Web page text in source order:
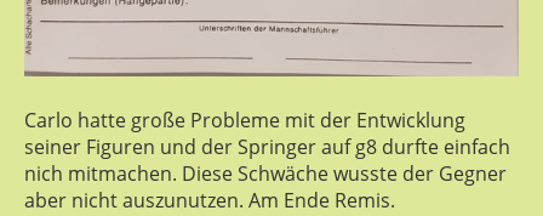
Carlo hatte große Probleme mit der Entwicklung
seiner Figuren und der Springer auf g8 durfte einfach
nich mitmachen. Diese Schwäche wusste der Gegner
aber nicht auszunutzen. Am Ende Remis.